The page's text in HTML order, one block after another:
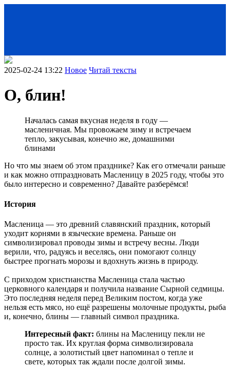
< Назад
2025-02-24 13:22 Новое Читай тексты
О, блин!
Началась самая вкусная неделя в году —
масленичная. Мы провожаем зиму и встречаем
тепло, закусывая, конечно же, домашними
блинами
Но что мы знаем об этом празднике? Как его отмечали раньше
и как можно отпраздновать Масленицу в 2025 году, чтобы это
было интересно и современно? Давайте разберёмся!
История
Масленица — это древний славянский праздник, который
уходит корнями в языческие времена. Раньше он
символизировал проводы зимы и встречу весны. Люди
верили, что, радуясь и веселясь, они помогают солнцу
быстрее прогнать морозы и вдохнуть жизнь в природу.
С приходом христианства Масленица стала частью
церковного календаря и получила название Сырной седмицы.
Это последняя неделя перед Великим постом, когда уже
нельзя есть мясо, но ещё разрешены молочные продукты, рыба
и, конечно, блины — главный символ праздника.
Интересный факт: блины на Масленицу пекли не
просто так. Их круглая форма символизировала
солнце, а золотистый цвет напоминал о тепле и
свете, которых так ждали после долгой зимы.